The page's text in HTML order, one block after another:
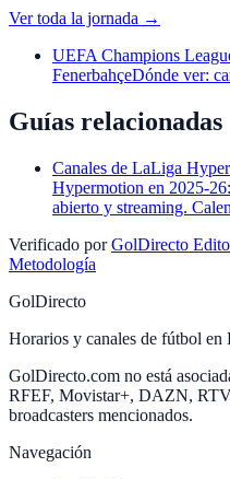
Ver toda la jornada →
UEFA Champions
FenerbahçeDónde ver:
Guías relacionadas
Canales de LaLiga
Hypermotion en 2025-
abierto y streaming.
Verificado por GolDirecto
Metodología
GolDirecto
Horarios y canales de fútbol
GolDirecto.com no está
RFEF, Movistar+, DAZN,
broadcasters mencionados.
Navegación